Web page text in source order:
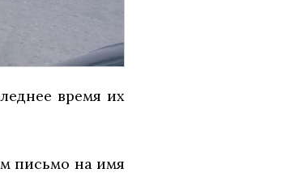
время их
письмо на имя